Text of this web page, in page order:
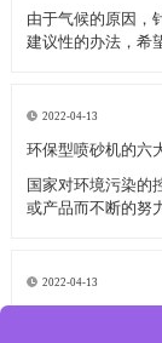
由于气候的原因，
建议性的办法，希望对广
的正电荷，当物体
2022-04-13
环保型喷砂机的六
国家对环境污染的
或产品而不断的努
2022-04-13